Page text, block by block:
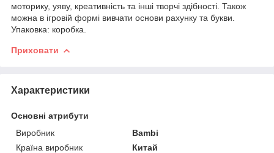
моторику, уяву, креативність та інші творчі здібності. Також
можна в ігровій формі вивчати основи рахунку та букви.
Упаковка: коробка.
Приховати
Характеристики
Основні атрибути
Виробник
Bambi
Країна виробник
Китай